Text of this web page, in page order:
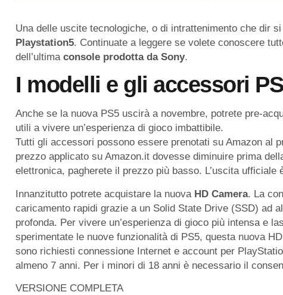
Una delle uscite tecnologiche, o di intrattenimento che dir
Playstation5. Continuate a leggere se volete conoscere
dell’ultima console prodotta da Sony.
I modelli e gli accessori
Anche se la nuova PS5 uscirà a novembre, potrete pre-
utili a vivere un’esperienza di gioco imbattibile.
Tutti gli accessori possono essere prenotati su Amazon al
prezzo applicato su Amazon.it dovesse diminuire prima
elettronica, pagherete il prezzo più basso. L’uscita ufficiale
Innanzitutto potrete acquistare la nuova HD Camera. La
caricamento rapidi grazie a un Solid State Drive (SSD) ad
profonda. Per vivere un’esperienza di gioco più intensa e
sperimentate le nuove funzionalità di PS5, questa nuova
sono richiesti connessione Internet e account per
almeno 7 anni. Per i minori di 18 anni è necessario il
VERSIONE COMPLETA